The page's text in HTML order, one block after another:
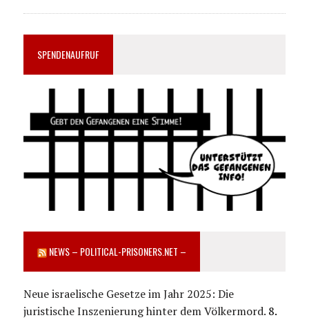
SPENDENAUFRUF
NEWS – POLITICAL-PRISONERS.NET –
Neue israelische Gesetze im Jahr 2025: Die
juristische Inszenierung hinter dem Völkermord. 8.